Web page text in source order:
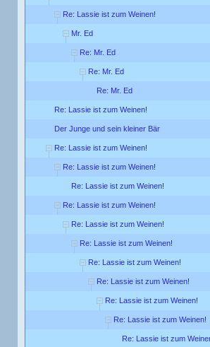
Re: Lassie ist zum Weinen!
Mr. Ed
Re: Mr. Ed
Re: Mr. Ed
Re: Mr. Ed
Re: Lassie ist zum Weinen!
Der Junge und sein kleiner Bär
Re: Lassie ist zum Weinen!
Re: Lassie ist zum Weinen!
Re: Lassie ist zum Weinen!
Re: Lassie ist zum Weinen!
Re: Lassie ist zum Weinen!
Re: Lassie ist zum Weinen!
Re: Lassie ist zum Weinen!
Re: Lassie ist zum Weinen!
Re: Lassie ist zum Weinen!
Re: Lassie ist zum Weinen!
Re: Lassie ist zum